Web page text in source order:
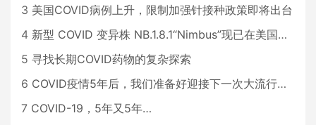
3 美国COVID病例上升，限制加强针接种政策即将出台
4 新型 COVID 变异株 NB.1.8.1“Nimbus”现已在美国占据主导地位
5 寻找长期COVID药物的复杂探索
6 COVID疫情5年后，我们准备好迎接下一次大流行了吗？
7 COVID-19，5年又5年…